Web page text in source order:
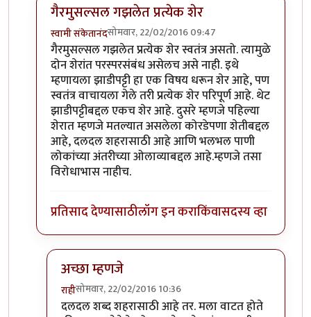
गैरमुसल्सल गझलेत प्रत्येक शेर
स्वामी संकेतानंदसोमवार, 22/02/2016 09:47
In reply toकविता आवडली.byराही
गैरमुसल्सल गझलेत प्रत्येक शेर स्वतंत्र असतो. त्यामुळे
दोन शेरांत परस्परसंबंध असेलच असे नाही. इथे
म्हणायला झाडीपट्टी हा एक विषय धरून शेर आहे, पण
स्वतंत्र वाचायला गेले तरी प्रत्येक शेर परिपूर्ण आहे. थेट
झाडीपट्टीबद्दल एकच शेर आहे. दुसरे म्हणजे पहिल्या
शेरात म्हणजे मतल्यात असलेला कोरडेपणा शेतीबद्दल
आहे, दलदल शहरासाठी आहे आणि भलभल पाणी
लोकांच्या अंतरीच्या ओलाव्याबद्दल आहे.म्हणजे तसा
विरोधाभास नाहीच.
प्रतिसाद देण्यासाठीलॉग इन कराकिंवासदस्य व्हा
अच्छा म्हणजे
राहीसोमवार, 22/02/2016 10:36
In reply toगैरमुसल्सल गझलेत प्रत्येक शेरbyस्वामी
दलदल शब्द शहरासाठी आहे तर. मला वाटत होते